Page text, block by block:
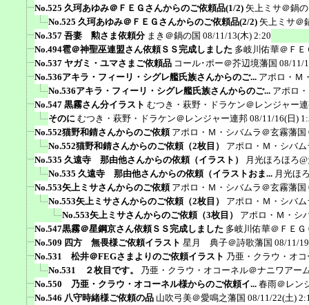
No.525 久珂あゆみ＠ＦＥＧさんからのご依頼品(1/2) 矢上ミサ＠鍋
No.525 久珂あゆみ＠ＦＥＧさんからのご依頼品(2/2) 矢上ミサ＠
No.357 吾妻 勲さま依頼分 まき＠鍋の国 08/11/13(木) 2:20
No.494雹＠神聖巫連盟さん依頼ＳＳ完成しました 多岐川佑華＠ＦＥ
No.537 ヤガミ・ユマさまご依頼品 コール･ポー＠芥辺境藩国 08/11/
No.536アキラ・フィーリ・シグレ艦氏族さんからのご... アポロ・Ｍ
No.536アキラ・フィーリ・シグレ艦氏族さんからのご... アポロ
No.547 黒霧さん分イラスト むつき・萩野・ドラケン＠レンジャー
そのに むつき・萩野・ドラケン＠レンジャー連邦 08/11/16(日)
No.552猫野和錆さんからのご依頼 アポロ・Ｍ・シバムラ＠玄霧藩国
No.552猫野和錆さんからのご依頼（2枚目）
アポロ・Ｍ・シバ
No.535 久遠寺 那由他さんからの依頼（イラスト）
月光ほろほろ
No.535 久遠寺 那由他さんからの依頼（イラストおま... 月光ほ
No.553矢上ミサさんからのご依頼 アポロ・Ｍ・シバムラ＠玄霧藩国
No.553矢上ミサさんからのご依頼（2枚目）
アポロ・Ｍ・シバ
No.553矢上ミサさんからのご依頼（3枚目）
アポロ・Ｍ・シ
No.547黒霧＠星鋼京さん依頼ＳＳ完成しました 多岐川佑華＠ＦＥＧ
No.509 四方 無畏様ご依頼イラスト 星月 典子＠詩歌藩国 08/11/
No.531 松井＠FEGさまよりのご依頼イラスト 乃亜・クラウ・オ
No.531 ２枚目です。
乃亜・クラウ・オコーネル＠ナニワアー
No.550 乃亜・クラウ・オコーネル様からのご依頼イ... 春雨＠レン
No.546 八守時緒様ご依頼の品 山吹弓美＠愛鳴之藩国 08/11/22(土)